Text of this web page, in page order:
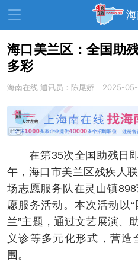
资讯中心
教育 健康 房产
生活 演出 活动
展会 走读海南 周末去
人才在线 天涯企服
海口美兰区：全国助
多彩
海南在线 通讯员：陈尾娇 2025-05-
在第35次全国助残日即
午，海口市美兰区残疾人
场志愿服务队在灵山镇
愿服务活动。本次活动以
兰”主题，通过文艺展演、
义诊等多元化形式，营
围。